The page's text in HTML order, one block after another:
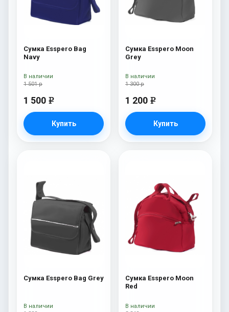
Сумка Esspero Bag
Navy
1 501 р
1 500 e
Купить
В наличии
Сумка Esspero Moon
Grey
1 300 р
1 200 e
Купить
В наличии
Сумка Esspero Bag Grey
В наличии
Сумка Esspero Moon
Red
В наличии